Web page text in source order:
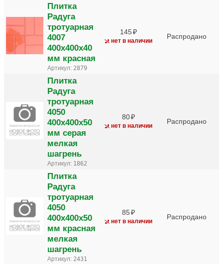
Плитка
Радуга
тротуарная
4007
400х400х40
мм красная
Артикул: 2879
145
нет в наличии
Распродано
Плитка
Радуга
тротуарная
4050
400х400х50
мм серая
мелкая
шагрень
Артикул: 1862
80
нет в наличии
Распродано
Плитка
Радуга
тротуарная
4050
400х400х50
мм красная
мелкая
шагрень
Артикул: 2431
85
нет в наличии
Распродано